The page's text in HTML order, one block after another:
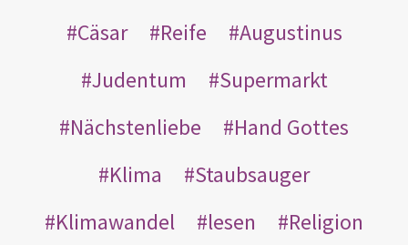
Cäsar
Reife
Augustinus
Judentum
Supermarkt
Nächstenliebe
Hand Gottes
Klima
Staubsauger
Klimawandel
lesen
Religion